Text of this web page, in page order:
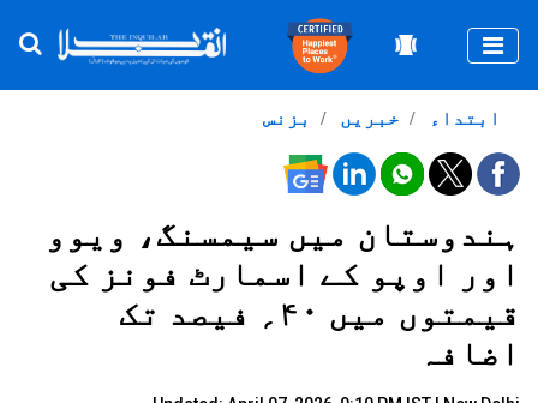
بزنس خبریں ابتداء
ہندوستان میں سیمسنگ، ویوو
اور اوپو کے اسمارٹ فونز کی
قیمتوں میں ۴۰؍ فیصد تک
اضافہ